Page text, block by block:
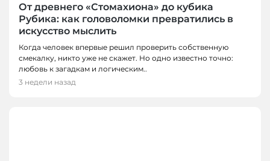
От древнего «Стомахиона» до кубика
Рубика: как головоломки превратились в
искусство мыслить
Когда человек впервые решил проверить собственную
смекалку, никто уже не скажет. Но одно известно точно:
любовь к загадкам и логическим..
3 недели назад